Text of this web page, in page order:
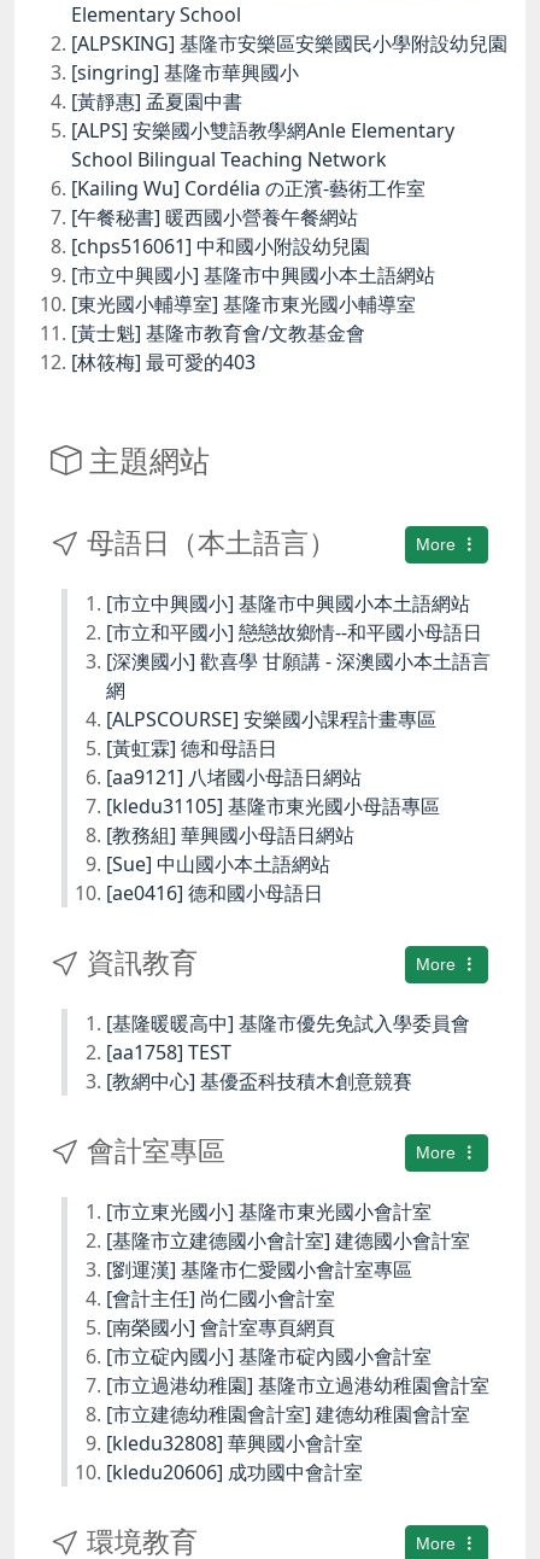
Elementary School
[ALPSKING] 基隆市安樂區安樂國民小學附設幼兒園
[singring] 基隆市華興國小
[黃靜惠] 孟夏園中書
[ALPS] 安樂國小雙語教學網Anle Elementary
School Bilingual Teaching Network
[Kailing Wu] Cordélia の正濱-藝術工作室
[午餐秘書] 暖西國小營養午餐網站
[chps516061] 中和國小附設幼兒園
[市立中興國小] 基隆市中興國小本土語網站
[東光國小輔導室] 基隆市東光國小輔導室
[黃士魁] 基隆市教育會/文教基金會
[林筱梅] 最可愛的403
主題網站
More
母語日（本土語言）
[市立中興國小] 基隆市中興國小本土語網站
[市立和平國小] 戀戀故鄉情--和平國小母語日
[深澳國小] 歡喜學 甘願講 - 深澳國小本土語言
網
[ALPSCOURSE] 安樂國小課程計畫專區
[黃虹霖] 德和母語日
[aa9121] 八堵國小母語日網站
[kledu31105] 基隆市東光國小母語專區
[教務組] 華興國小母語日網站
[Sue] 中山國小本土語網站
[ae0416] 德和國小母語日
More
資訊教育
[基隆暖暖高中] 基隆市優先免試入學委員會
[aa1758] TEST
[教網中心] 基優盃科技積木創意競賽
More
會計室專區
[市立東光國小] 基隆市東光國小會計室
[基隆市立建德國小會計室] 建德國小會計室
[劉運漢] 基隆市仁愛國小會計室專區
[會計主任] 尚仁國小會計室
[南榮國小] 會計室專頁網頁
[市立碇內國小] 基隆市碇內國小會計室
[市立過港幼稚園] 基隆市立過港幼稚園會計室
[市立建德幼稚園會計室] 建德幼稚園會計室
[kledu32808] 華興國小會計室
[kledu20606] 成功國中會計室
More
環境教育